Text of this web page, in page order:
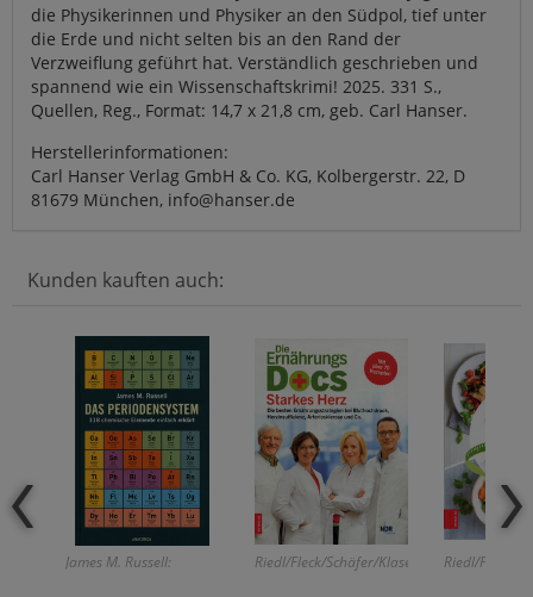
die Physikerinnen und Physiker an den Südpol, tief unter
die Erde und nicht selten bis an den Rand der
Verzweiflung geführt hat. Verständlich geschrieben und
spannend wie ein Wissenschaftskrimi! 2025. 331 S.,
Quellen, Reg., Format: 14,7 x 21,8 cm, geb. Carl Hanser.
Herstellerinformationen:
Carl Hanser Verlag GmbH & Co. KG, Kolbergerstr. 22, D
81679 München, info@hanser.de
Kunden kauften auch:
James M. Russell: Riedl/Fleck/Schäfer/Klasen: Riedl/Fleck/